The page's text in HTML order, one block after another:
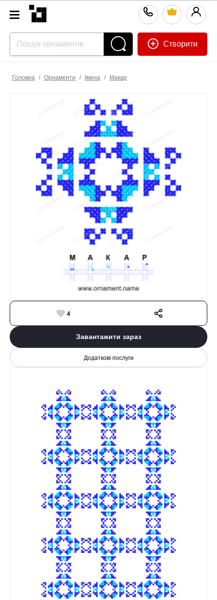
Створити
Головна / Орнаменти / Імена / Макар
4
Завантажити зараз
Додаткові послуги